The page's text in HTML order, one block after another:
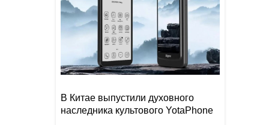
В Китае выпустили духовного
наследника культового YotaPhone